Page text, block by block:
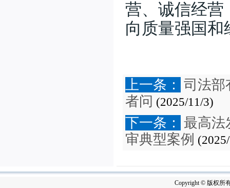
营、诚信经营
向质量强国
上一条： 司法部
者问 (2025/11/3)
下一条： 最高法
审典型案例
Copyright © 版权所